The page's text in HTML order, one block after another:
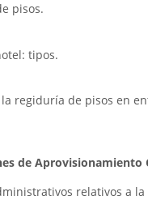
pisos.
tipos.
regiduría de pisos en
de
relativos a